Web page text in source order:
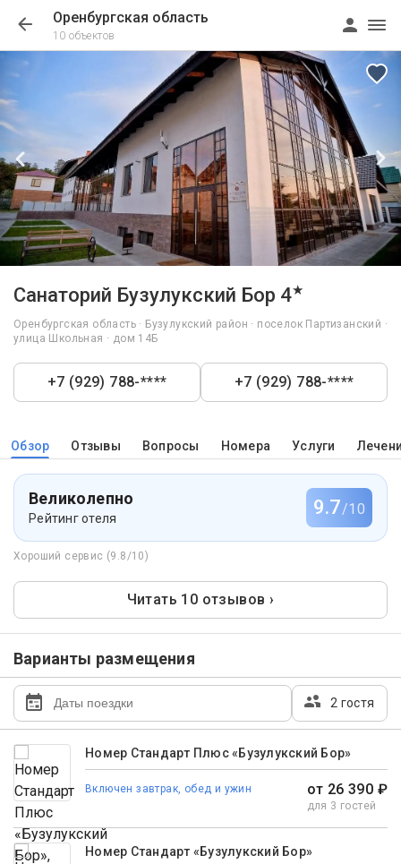
Оренбургская область
10 объектов
Санаторий Бузулукский Бор 4★
Оренбургская область · Бузулукский район · поселок Партизанский ·
улица Школьная · дом 14Б
+7 (929) 788-**** +7 (929) 788-****
Обзор Отзывы Вопросы Номера Услуги
Великолепно
Рейтинг отеля 9.7/10
Хороший сервис (9.8/10)
Читать 10 отзывов ›
Варианты размещения
2 гостя
Номер Стандарт Плюс «Бузулукский Бор»
Включен завтрак, обед и ужин от 26 390 ₽
для 3 гостей
Номер Стандарт «Бузулукский Бор»